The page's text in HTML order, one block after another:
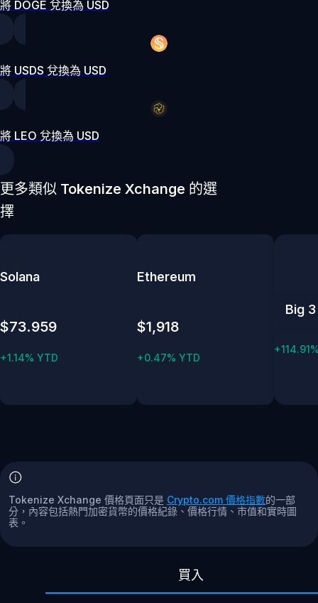
將 DOGE 兌換為 USD
將 USDS 兌換為 USD
將 LEO 兌換為 USD
更多類似 Tokenize Xchange 的選
擇
Solana
$73.959
+1.14% YTD
Ethereum
$1,918
+0.47% YTD
Big 3
Tokenize Xchange 價格頁面只是 Crypto.com 價格指數的一部
分，內容包括熱門加密貨幣的價格紀錄、價格行情、市值和實時圖
表。
買入